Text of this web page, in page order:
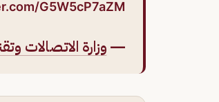
G5W5cP7aZM
— وزارة الاتصالات